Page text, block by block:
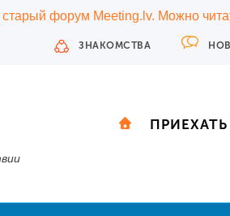
форум Meeting.lv. Можно
ЗНАКОМСТВА
ПРИЕХАТЬ